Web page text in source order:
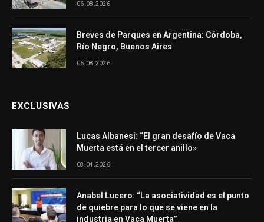
06.08.2026
Breves de Parques en Argentina: Córdoba,
Río Negro, Buenos Aires
06.08.2026
EXCLUSIVAS
Lucas Albanesi: “El gran desafío de Vaca
Muerta está en el tercer anillo»
08.04.2026
Anabel Lucero: “La asociatividad es el punto
de quiebre para lo que se viene en la
industria en Vaca Muerta”